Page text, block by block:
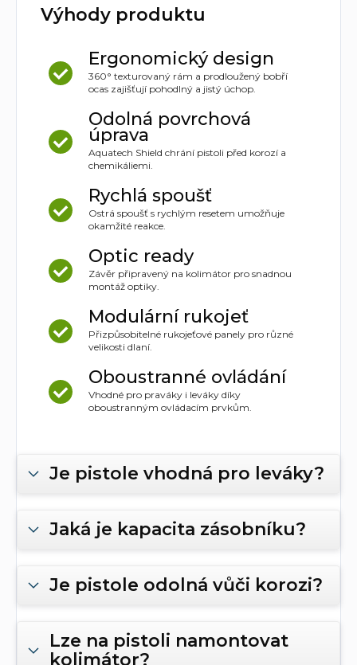
Výhody produktu
Ergonomický design
360° texturovaný rám a prodloužený bobří
ocas zajišťují pohodlný a jistý úchop.
Odolná povrchová
úprava
Aquatech Shield chrání pistoli před korozí a
chemikáliemi.
Rychlá spoušť
Ostrá spoušť s rychlým resetem umožňuje
okamžité reakce.
Optic ready
Závěr připravený na kolimátor pro snadnou
montáž optiky.
Modulární rukojeť
Přizpůsobitelné rukojeťové panely pro různé
velikosti dlaní.
Oboustranné ovládání
Vhodné pro praváky i leváky díky
oboustranným ovládacím prvkům.
Je pistole vhodná pro leváky?
Jaká je kapacita zásobníku?
Je pistole odolná vůči korozi?
Lze na pistoli namontovat
kolimátor?